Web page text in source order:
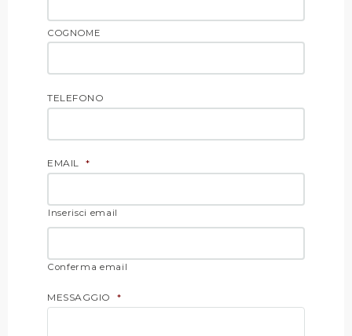
COGNOME
TELEFONO
EMAIL *
Inserisci email
Conferma email
MESSAGGIO *